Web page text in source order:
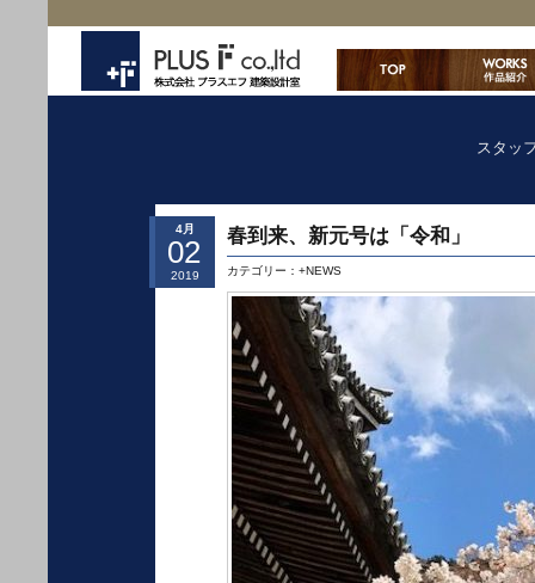
スタッ
4月
02
2019
春到来、新元号は「令和」
カテゴリー： +NEWS